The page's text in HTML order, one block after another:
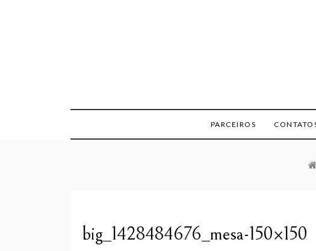
PARCEIROS
big_1428484676_mesa-150×150